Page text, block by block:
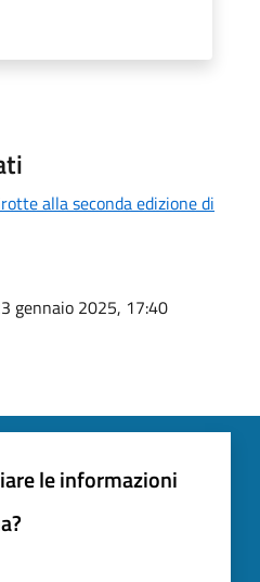
alla seconda edizione di
gennaio 2025, 17:40
le informazioni